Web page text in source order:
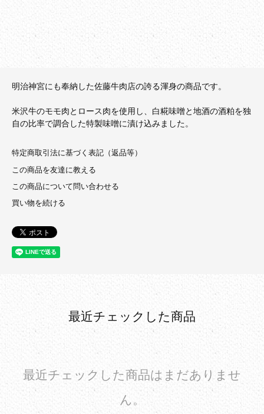
明治神宮にも奉納した佐藤牛肉店の誇る渾身の商品です。
米沢牛のモモ肉とロース肉を使用し、白糀味噌と地酒の酒粕を独
自の比率で調合した特製味噌に漬け込みました。
特定商取引法に基づく表記（返品等）
この商品を友達に教える
この商品について問い合わせる
買い物を続ける
最近チェックした商品
最近チェックした商品はまだありませ
ん。